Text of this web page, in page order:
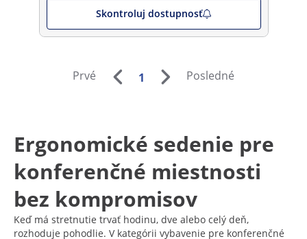
Skontroluj dostupnosť
Prvé 1 Posledné
Ergonomické sedenie pre
konferenčné miestnosti
bez kompromisov
Keď má stretnutie trvať hodinu, dve alebo celý deň,
rozhoduje pohodlie. V kategórii vybavenie pre konferenčné